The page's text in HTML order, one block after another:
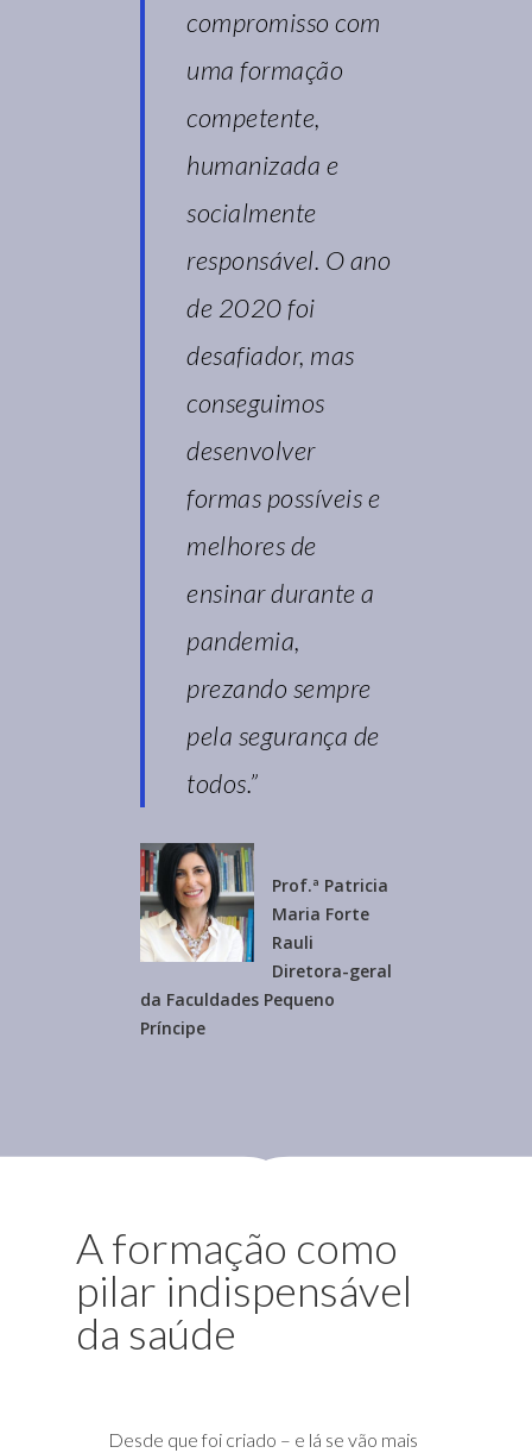
compromisso com
uma formação
competente,
humanizada e
socialmente
responsável. O ano
de 2020 foi
desafiador, mas
conseguimos
desenvolver
formas possíveis e
melhores de
ensinar durante a
pandemia,
prezando sempre
pela segurança de
todos.”
Prof.ª Patricia
Maria Forte
Rauli
Diretora-geral
da Faculdades Pequeno
Príncipe
A formação como
pilar indispensável
da saúde
Desde que foi criado – e lá se vão mais